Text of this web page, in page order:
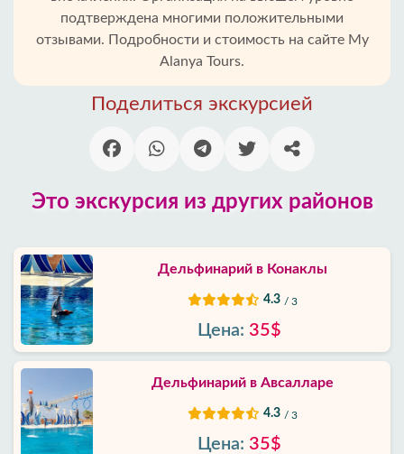
Условия
положения
Политика
приватности
Контакты
подтверждена многими положительными
отзывами. Подробности и стоимость на сайте My
Alanya Tours.
Поделиться экскурсией
Это экскурсия из других районов
Дельфинарий в Конаклы
4.3 / 3
Цена: 35$
Дельфинарий в Авсалларе
4.3 / 3
Цена: 35$